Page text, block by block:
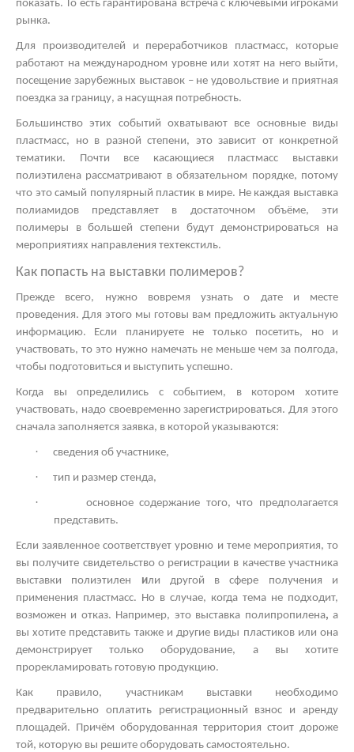
показать. То есть гарантирована встреча с ключевыми игроками
рынка.
Для производителей и переработчиков пластмасс, которые
работают на международном уровне или хотят на него выйти,
посещение зарубежных выставок – не удовольствие и приятная
поездка за границу, а насущная потребность.
Большинство этих событий охватывают все основные виды
пластмасс, но в разной степени, это зависит от конкретной
тематики. Почти все касающиеся пластмасс выставки
полиэтилена рассматривают в обязательном порядке, потому
что это самый популярный пластик в мире. Не каждая выставка
полиамидов
представляет в достаточном объёме, эти
полимеры в большей степени будут демонстрироваться на
мероприятиях направления техтекстиль.
Как попасть на выставки полимеров?
Прежде всего, нужно вовремя узнать о дате и месте
проведения. Для этого мы готовы вам предложить актуальную
информацию. Если планируете не только посетить, но и
участвовать, то это нужно намечать не меньше чем за полгода,
чтобы подготовиться и выступить успешно.
Когда вы определились с событием, в котором хотите
участвовать, надо своевременно зарегистрироваться. Для этого
сначала заполняется заявка, в которой указываются:
· сведения об участнике,
· тип и размер стенда,
·
основное содержание того, что предполагается
представить.
Если заявленное соответствует уровню и теме мероприятия, то
вы получите свидетельство о регистрации в качестве участника
выставки полиэтилен
или другой
в сфере получения и
применения пластмасс. Но в случае, когда тема не подходит,
возможен и отказ. Например, это выставка полипропилена,а
вы хотите представить также и другие виды пластиков или она
демонстрирует только оборудование, а вы хотите
прорекламировать готовую продукцию.
Как правило, участникам выставки необходимо
предварительно оплатить регистрационный взнос и аренду
площадей. Причём оборудованная территория стоит дороже
той, которую вы решите оборудовать самостоятельно.